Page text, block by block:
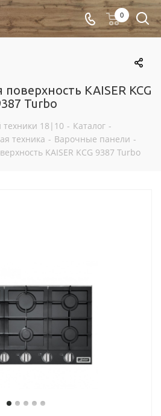
0
поверхность KAISER KCG
Turbo
техники 18|10 - Каталог -
техника - Варочные панели -
KAISER KCG 9387 Turbo